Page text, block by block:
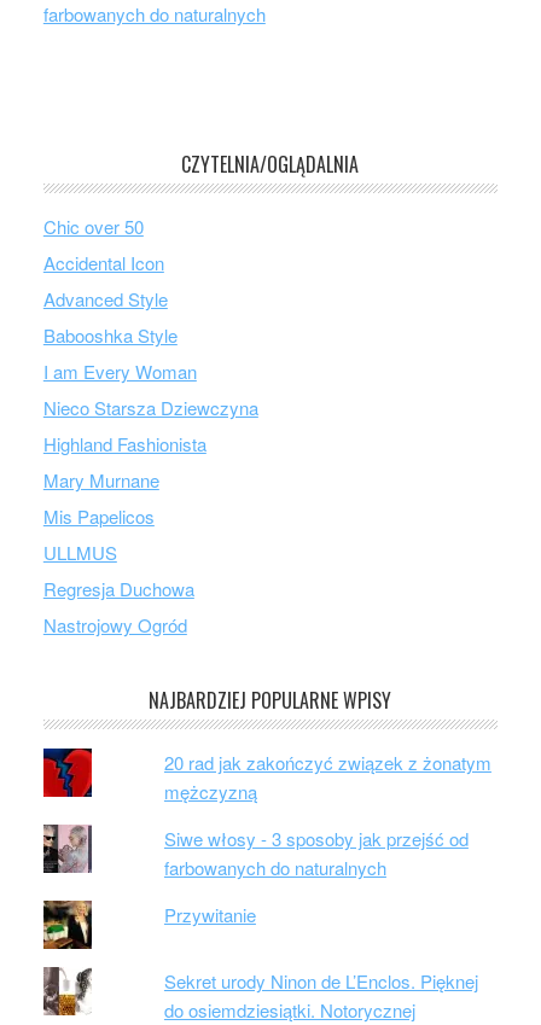
farbowanych do naturalnych
CZYTELNIA/OGLĄDALNIA
Chic over 50
Accidental Icon
Advanced Style
Babooshka Style
I am Every Woman
Nieco Starsza Dziewczyna
Highland Fashionista
Mary Murnane
Mis Papelicos
ULLMUS
Regresja Duchowa
Nastrojowy Ogród
NAJBARDZIEJ POPULARNE WPISY
20 rad jak zakończyć związek z żonatym
mężczyzną
Siwe włosy - 3 sposoby jak przejść od
farbowanych do naturalnych
Przywitanie
Sekret urody Ninon de L’Enclos. Pięknej
do osiemdziesiątki. Notorycznej